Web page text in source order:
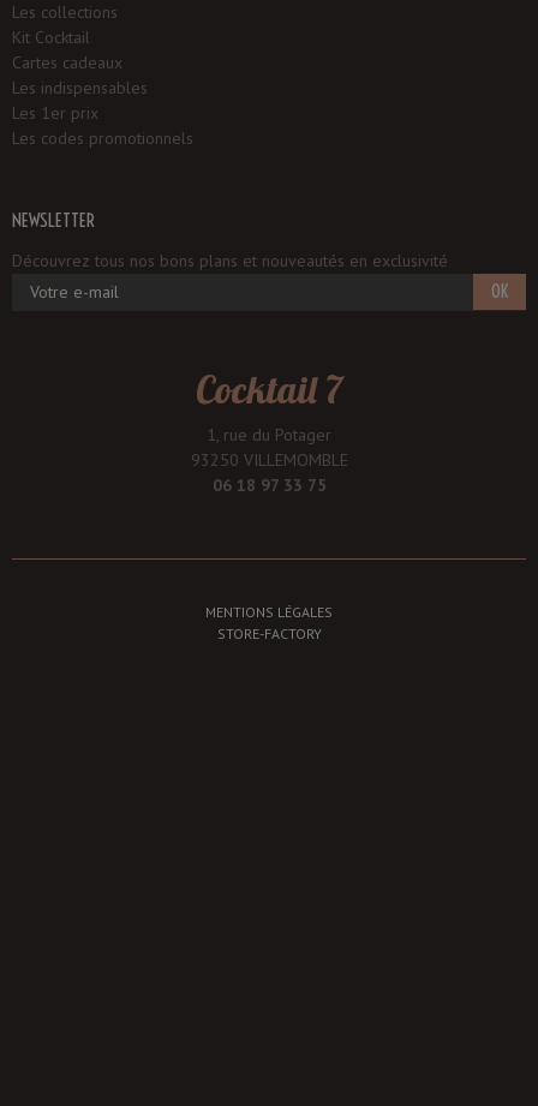
Les collections
Kit Cocktail
Cartes cadeaux
Les indispensables
Les 1er prix
Les codes promotionnels
NEWSLETTER
Découvrez tous nos bons plans et nouveautés en exclusivité
OK
Cocktail 7
1, rue du Potager
93250 VILLEMOMBLE
06 18 97 33 75
MENTIONS LÉGALES
STORE-FACTORY